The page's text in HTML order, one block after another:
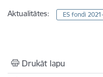
Aktualitātes: ES fondi
Drukāt lapu